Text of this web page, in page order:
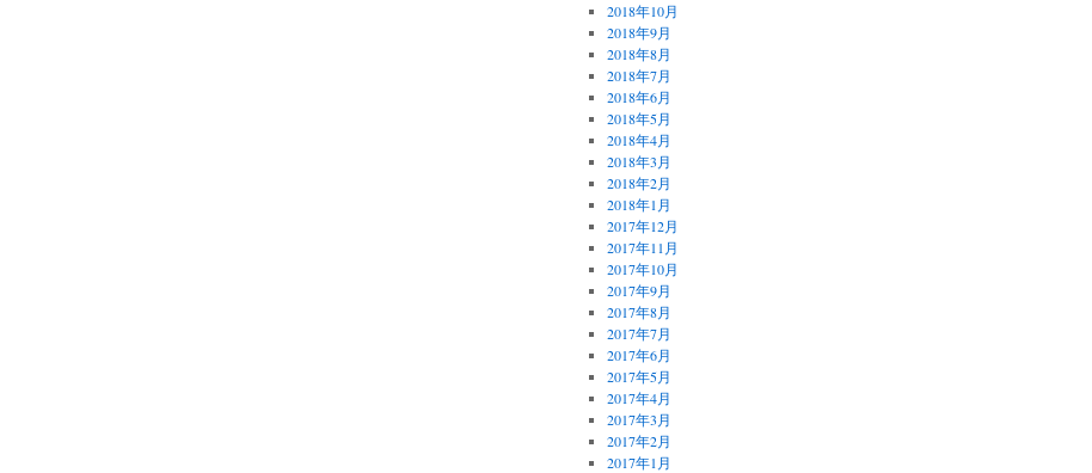
2018年10月
2018年9月
2018年8月
2018年7月
2018年6月
2018年5月
2018年4月
2018年3月
2018年2月
2018年1月
2017年12月
2017年11月
2017年10月
2017年9月
2017年8月
2017年7月
2017年6月
2017年5月
2017年4月
2017年3月
2017年2月
2017年1月